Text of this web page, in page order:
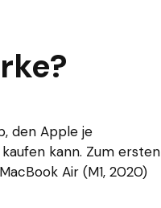
den Apple je
kann. Zum ersten
Air (M1, 2020)